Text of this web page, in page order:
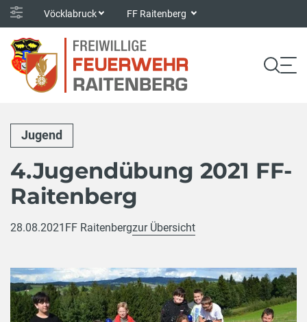
Vöcklabruck FF Raitenberg
Jugend
4.Jugendübung 2021 FF-
Raitenberg
28.08.2021 FF Raitenbergzur Übersicht